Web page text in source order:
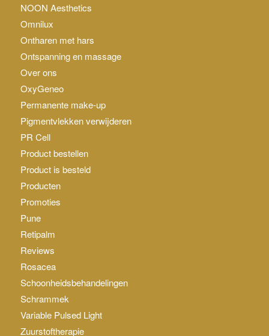
NOON Aesthetics
Omnilux
Ontharen met hars
Ontspanning en massage
Over ons
OxyGeneo
Permanente make-up
Pigmentvlekken verwijderen
PR Cell
Product bestellen
Product is besteld
Producten
Promoties
Pune
Retipalm
Reviews
Rosacea
Schoonheidsbehandelingen
Schrammek
Variable Pulsed Light
Zuurstoftherapie